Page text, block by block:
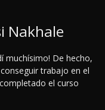
Nakhale
muchísimo! De hecho,
trabajo en el
el curso